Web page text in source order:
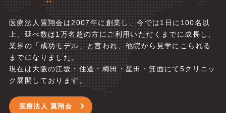
医療法人翼翔会は2007年に創業し、今では1日に100名以
上、延べ数は1万名超の方にご利用いただくまでに成長し、
業界の「成功モデル」と言われ、他院から見学にこられる
までになりました。
現在は大阪の江坂・住道・梅田・星田・箕面にて5クリニッ
ク展開しております。
医療法人 翼翔会